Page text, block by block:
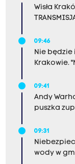
Wisła
09:46
Nie będzie
Krakowie.
09:41
Andy
puszka
09:31
wody w